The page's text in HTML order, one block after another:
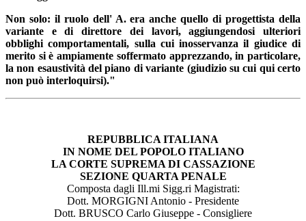
Non solo: il ruolo dell' A. era anche quello di progettista della
variante e di direttore dei lavori, aggiungendosi ulteriori
obblighi comportamentali, sulla cui inosservanza il giudice di
merito si è ampiamente soffermato apprezzando, in particolare,
la non esaustività del piano di variante (giudizio su cui qui certo
non può interloquirsi)."
REPUBBLICA ITALIANA
IN NOME DEL POPOLO ITALIANO
LA CORTE SUPREMA DI CASSAZIONE
SEZIONE QUARTA PENALE
Composta dagli Ill.mi Sigg.ri Magistrati:
Dott. MORGIGNI Antonio - Presidente
Dott. BRUSCO Carlo Giuseppe - Consigliere